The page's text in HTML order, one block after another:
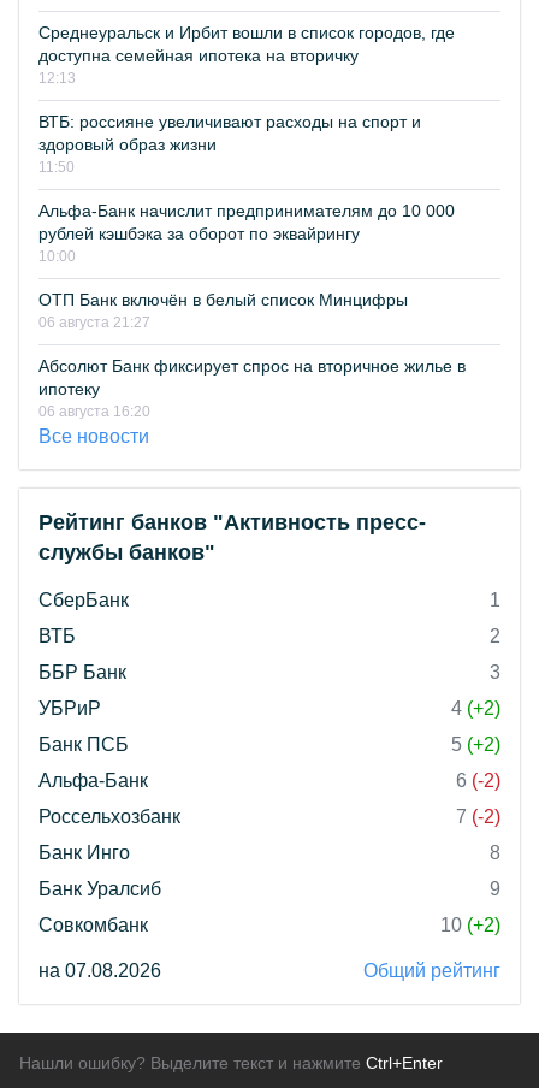
Среднеуральск и Ирбит вошли в список городов, где
доступна семейная ипотека на вторичку
12:13
ВТБ: россияне увеличивают расходы на спорт и
здоровый образ жизни
11:50
Альфа-Банк начислит предпринимателям до 10 000
рублей кэшбэка за оборот по эквайрингу
10:00
ОТП Банк включён в белый список Минцифры
06 августа 21:27
Абсолют Банк фиксирует спрос на вторичное жилье в
ипотеку
06 августа 16:20
Все новости
Рейтинг банков "Активность пресс-
службы банков"
СберБанк
1
ВТБ
2
ББР Банк
3
УБРиР
4 (+2)
Банк ПСБ
5 (+2)
Альфа-Банк
6 (-2)
Россельхозбанк
7 (-2)
Банк Инго
8
Банк Уралсиб
9
Совкомбанк
10 (+2)
на 07.08.2026 Общий рейтинг
Нашли ошибку? Выделите текст и нажмите Ctrl+Enter